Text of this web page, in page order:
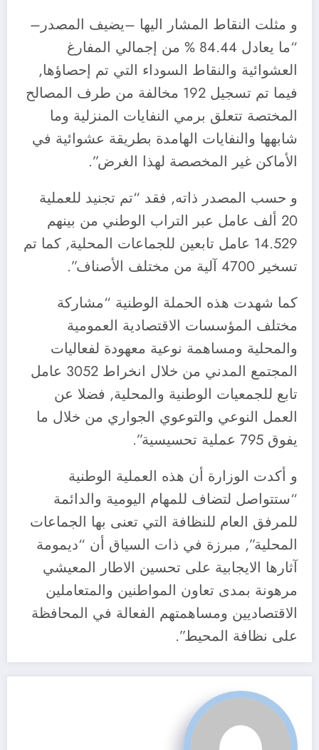
و مثلت النقاط المشار اليها –يضيف المصدر–
“ما يعادل 84.44 % من إجمالي المفارغ
العشوائية والنقاط السوداء التي تم إحصاؤها,
فيما تم تسجيل 192 مخالفة من طرف المصالح
المختصة تتعلق برمي النفايات المنزلية وما
شابهها والنفايات الهامدة بطريقة عشوائية في
الأماكن غير المخصصة لهذا الغرض”.
و حسب المصدر ذاته, فقد “تم تجنيد للعملية
20 ألف عامل عبر التراب الوطني من بينهم
14.529 عامل تابعين للجماعات المحلية, كما تم
تسخير 4700 آلية من مختلف الأصناف”.
كما شهدت هذه الحملة الوطنية “مشاركة
مختلف المؤسسات الاقتصادية العمومية
والمحلية ومساهمة نوعية معهودة لفعاليات
المجتمع المدني من خلال انخراط 3052 عامل
تابع للجمعيات الوطنية والمحلية, فضلا عن
العمل النوعي والتوعوي الجواري من خلال ما
يفوق 795 عملية تحسيسية”.
و أكدت الوزارة أن هذه العملية الوطنية
“ستتواصل لتضاف للمهام اليومية والدائمة
للمرفق العام للنظافة التي تعنى بها الجماعات
المحلية”, مبرزة في ذات السياق أن “ديمومة
آثارها الايجابية على تحسين الاطار المعيشي
مرهونة بمدى تعاون المواطنين والمتعاملين
الاقتصاديين ومساهمتهم الفعالة في المحافظة
على نظافة المحيط”.